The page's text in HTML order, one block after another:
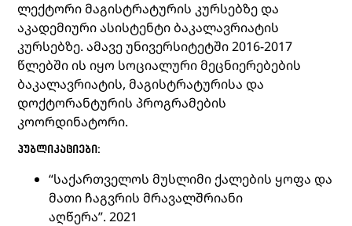
ლექტორი მაგისტრატურის კურსებზე და
აკადემიური ასისტენტი ბაკალავრიატის
კურსებზე. ამავე უნივერსიტეტში 2016-2017
წლებში ის იყო სოციალური მეცნიერებების
ბაკალავრიატის, მაგისტრატურისა და
დოქტორანტურის პროგრამების
კოორდინატორი.
ᲞᲣᲑᲚᲘᲙᲐᲪᲘᲔᲑᲘ:
“საქართველოს მუსლიმი ქალების ყოფა და
მათი ჩაგვრის მრავალშრიანი
აღწერა”. 2021